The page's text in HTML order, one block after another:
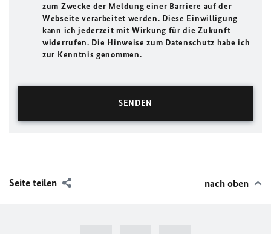
zum Zwecke der Meldung einer Barriere auf der
Webseite verarbeitet werden. Diese Einwilligung
kann ich jederzeit mit Wirkung für die Zukunft
widerrufen. Die Hinweise zum Datenschutz habe ich
zur Kenntnis genommen.
Seite teilen nach oben